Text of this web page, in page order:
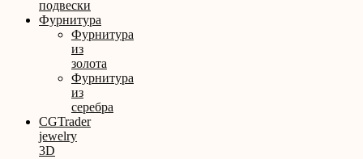
подвески
Фурнитура
Фурнитура
из
золота
Фурнитура
из
серебра
CGTrader
jewelry
3D